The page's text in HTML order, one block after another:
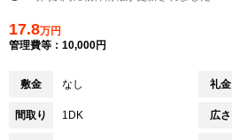
17.8万円
管理費等：10,000円
敷金 なし 礼金
間取り 1DK 広さ